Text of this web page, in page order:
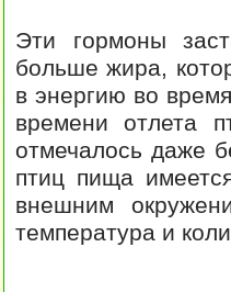
Эти гормоны
больше жира,
в энергию во
времени отлета
отмечалось даже
птиц пища
внешним
температура и